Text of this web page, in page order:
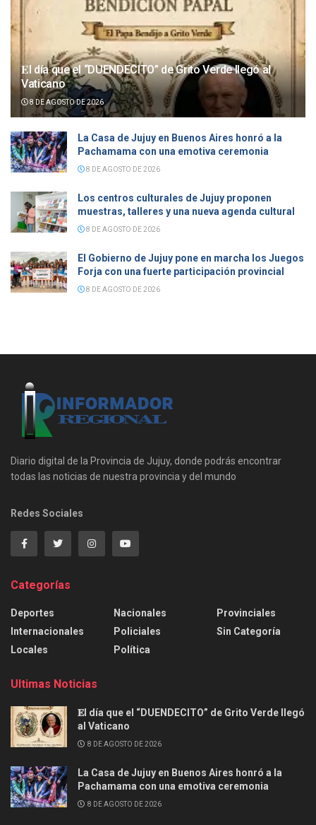
𝐄l día que el “DUENDECITO” de Grito Verde llegó al
Vaticano
8 DE AGOSTO DE 2026
La Casa de Jujuy en Buenos Aires honró a la
Pachamama con una emotiva ceremonia
8 DE AGOSTO DE 2026
Los centros culturales de Jujuy proponen
muestras, talleres y una nueva agenda cultural
8 DE AGOSTO DE 2026
El Gobierno de Jujuy pone en marcha los Juegos
Forja con una fuerte participación provincial
8 DE AGOSTO DE 2026
Diario digital de la Provincia de Jujuy, donde podrás encontrar
todas las noticias de nuestra provincia y del mundo
Redes Sociales
Categorías
Deportes
Internacionales
Locales
Nacionales
Policiales
Política
Provinciales
Sin Categoría
Ultimas Noticias
𝐄l día que el “DUENDECITO” de Grito Verde llegó
al Vaticano
8 DE AGOSTO DE 2026
La Casa de Jujuy en Buenos Aires honró a la
Pachamama con una emotiva ceremonia
8 DE AGOSTO DE 2026